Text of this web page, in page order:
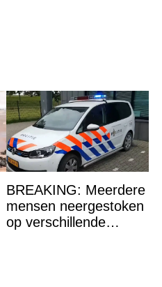
BREAKING: Meerdere
mensen neergestoken
op verschillende